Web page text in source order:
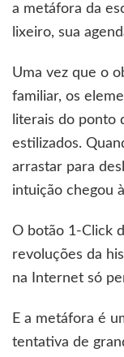
a metáfora da
lixeiro, sua
Uma vez que o
familiar, os
literais do ponto
estilizados.
arrastar para
intuição chegou
O botão 1-Click
revoluções da
na Internet só
E a metáfora é
tentativa de